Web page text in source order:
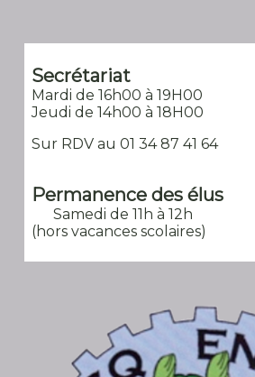
Secrétariat
Mardi de 16h00 à 19H00
Jeudi de 14h00 à 18H00
Sur RDV au 01 34 87 41 64
Permanence des élus
Samedi de 11h à 12h
(hors vacances scolaires)